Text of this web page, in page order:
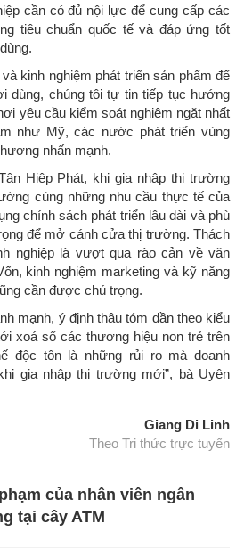
cần có đủ nội lực để cung cấp các
tiêu chuẩn quốc tế và đáp ứng tốt
kinh nghiệm phát triển sản phẩm để
dùng, chúng tôi tự tin tiếp tục hướng
yêu cầu kiểm soát nghiêm ngặt nhất
như Mỹ, các nước phát triển vùng
nhấn mạnh.
Hiệp Phát, khi gia nhập thị trường
cùng những nhu cầu thực tế của
chính sách phát triển lâu dài và phù
để mở cánh cửa thị trường. Thách
nghiệp là vượt qua rào cản về văn
kinh nghiệm marketing và kỹ năng
cần được chú trọng.
mạnh, ý định thâu tóm dần theo kiểu
xoá sổ các thương hiệu non trẻ trên
độc tôn là những rủi ro mà doanh
gia nhập thị trường mới”, bà Uyên
Giang Di Linh
Theo Tri thức trực tuyến
của nhân viên ngân
tại cây ATM